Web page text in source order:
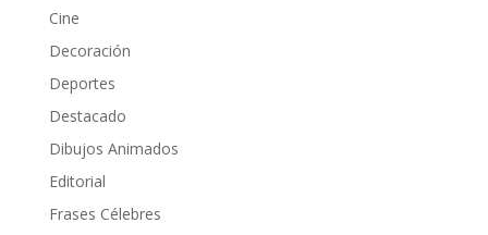
Cine
Decoración
Deportes
Destacado
Dibujos Animados
Editorial
Frases Célebres